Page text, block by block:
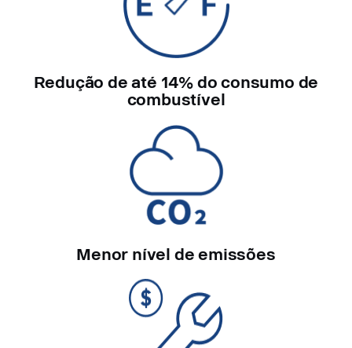
Redução de até 14% do consumo de
combustível
Menor nível de emissões